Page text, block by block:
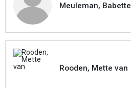
Meuleman, Babette
Rooden, Mette van